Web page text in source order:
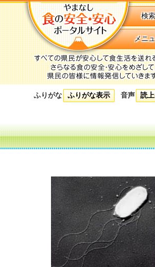
検索
メニ
ふりがな ふりがな表示 音声 読